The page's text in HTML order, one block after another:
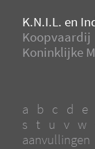
K.N.I.L. en
a b c d e
s t u v w
aanvullingen
Koopvaardij
Koninklijke